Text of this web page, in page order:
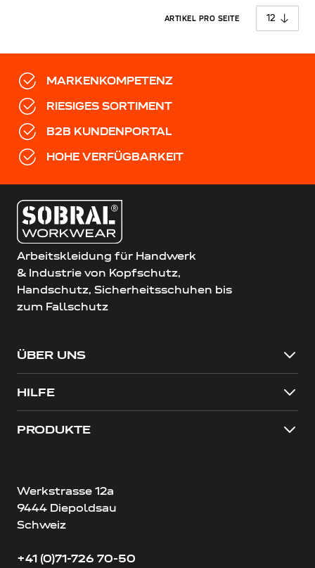
ARTIKEL PRO SEITE
MARKENKOMPETENZ
RIESIGES SORTIMENT
B2B KUNDENPORTAL
HOHE VERFÜGBARKEIT
Arbeitskleidung für Handwerk
& Industrie von Kopfschutz,
Handschutz, Sicherheitsschuhen bis
zum Fallschutz
ÜBER UNS
HILFE
PRODUKTE
Werkstrasse 12a
9444 Diepoldsau
Schweiz
+41 (0)71-726 70-50